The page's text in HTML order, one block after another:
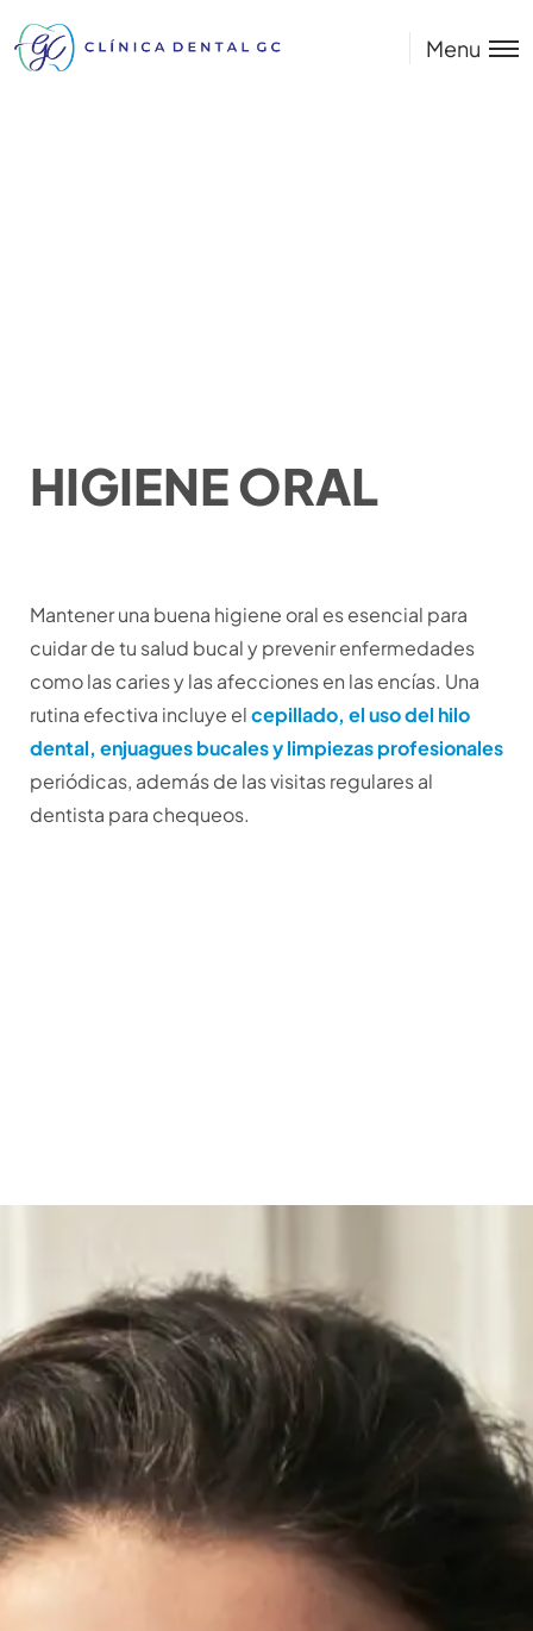
Menu
HIGIENE ORAL
Mantener una buena higiene oral es esencial para
cuidar de tu salud bucal y prevenir enfermedades
como las caries y las afecciones en las encías. Una
rutina efectiva incluye elcepillado, el uso del hilo
dental, enjuagues bucales y limpiezas profesionales
periódicas, además de las visitas regulares al
dentista para chequeos.